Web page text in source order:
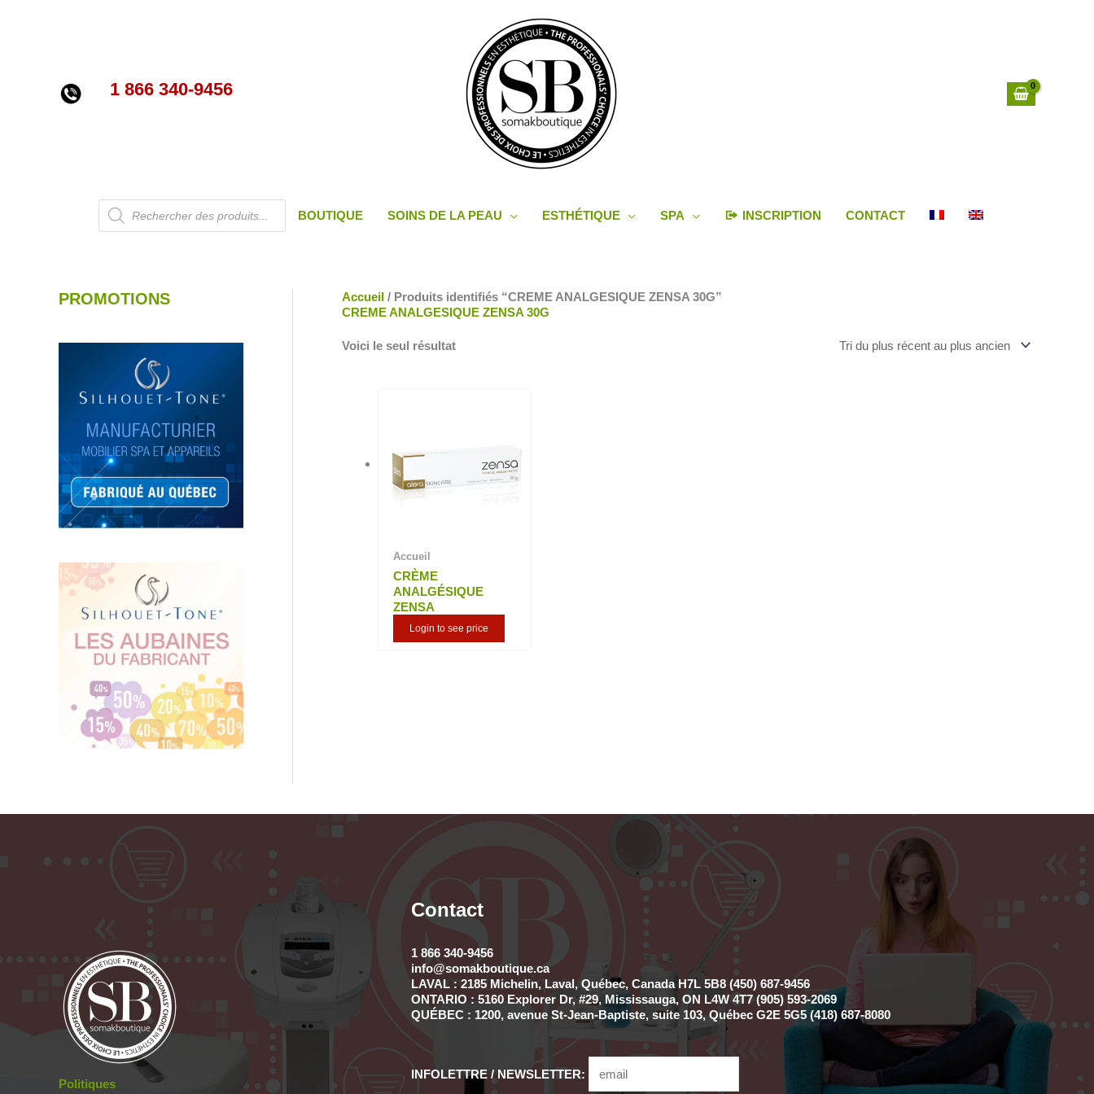
1 866 340-9456
Recherche
de
produits
BOUTIQUE SOINS DE LA PEAU ESTHÉTIQUE SPA INSCRIPTION CONTACT
PROMOTIONS Accueil / Produits identifiés “CREME ANALGESIQUE ZENSA 30G”
CREME ANALGESIQUE ZENSA 30G
Voici le seul résultat
Accueil
CRÈME
ANALGÉSIQUE
ZENSA
Login to see price
Politiques
Contact
1 866 340-9456
info@somakboutique.ca
LAVAL : 2185 Michelin, Laval, Québec, Canada H7L 5B8 (450) 687-9456
ONTARIO : 5160 Explorer Dr, #29, Mississauga, ON L4W 4T7 (905) 593-2069
QUÉBEC : 1200, avenue St-Jean-Baptiste, suite 103, Québec G2E 5G5 (418) 687-8080
INFOLETTRE / NEWSLETTER: